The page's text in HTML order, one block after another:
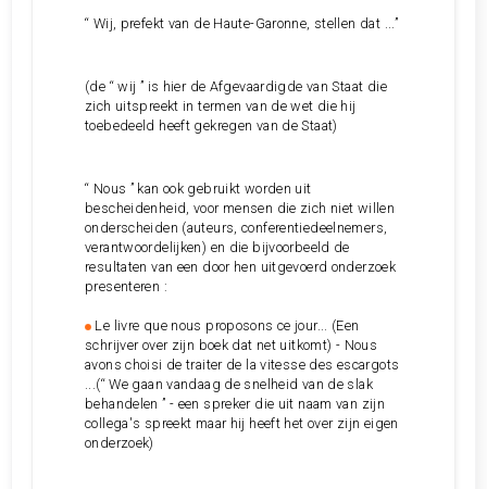
“ Wij, prefekt van de Haute-Garonne, stellen dat ...”
(de “ wij ” is hier de Afgevaardigde van Staat die
zich uitspreekt in termen van de wet die hij
toebedeeld heeft gekregen van de Staat)
“ Nous ” kan ook gebruikt worden uit
bescheidenheid, voor mensen die zich niet willen
onderscheiden (auteurs, conferentiedeelnemers,
verantwoordelijken) en die bijvoorbeeld de
resultaten van een door hen uitgevoerd onderzoek
presenteren :
Le livre que nous proposons ce jour... (Een
schrijver over zijn boek dat net uitkomt) - Nous
avons choisi de traiter de la vitesse des escargots
...(“ We gaan vandaag de snelheid van de slak
behandelen ” - een spreker die uit naam van zijn
collega's spreekt maar hij heeft het over zijn eigen
onderzoek)